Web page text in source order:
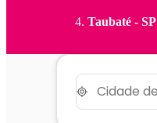
Taubaté - SP